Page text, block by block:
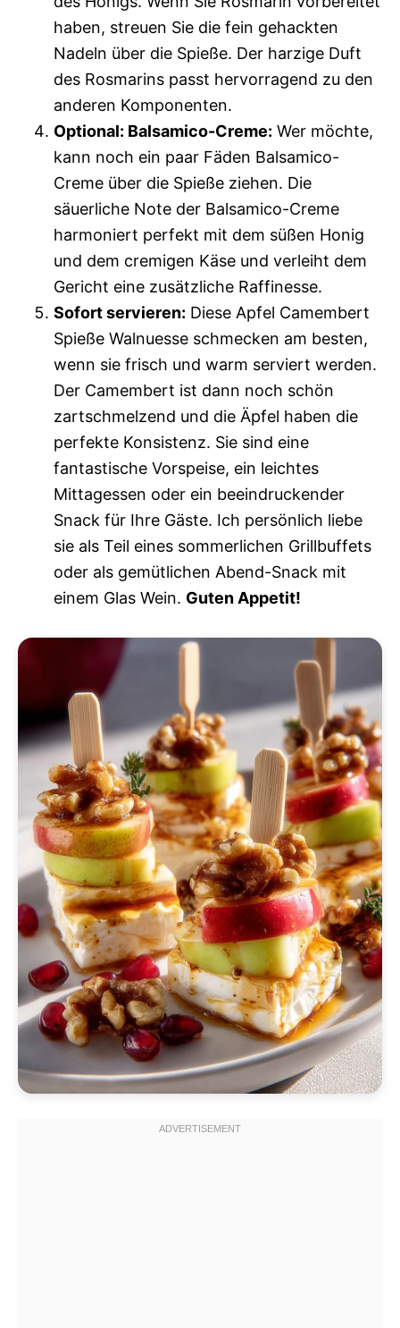
haben, streuen Sie die fein gehackten
Nadeln über die Spieße. Der harzige Duft
des Rosmarins passt hervorragend zu den
anderen Komponenten.
Optional: Balsamico-Creme: Wer möchte,
kann noch ein paar Fäden Balsamico-
Creme über die Spieße ziehen. Die
säuerliche Note der Balsamico-Creme
harmoniert perfekt mit dem süßen Honig
und dem cremigen Käse und verleiht dem
Gericht eine zusätzliche Raffinesse.
Sofort servieren: Diese Apfel Camembert
Spieße Walnuesse schmecken am besten,
wenn sie frisch und warm serviert werden.
Der Camembert ist dann noch schön
zartschmelzend und die Äpfel haben die
perfekte Konsistenz. Sie sind eine
fantastische Vorspeise, ein leichtes
Mittagessen oder ein beeindruckender
Snack für Ihre Gäste. Ich persönlich liebe
sie als Teil eines sommerlichen Grillbuffets
oder als gemütlichen Abend-Snack mit
einem Glas Wein. Guten Appetit!